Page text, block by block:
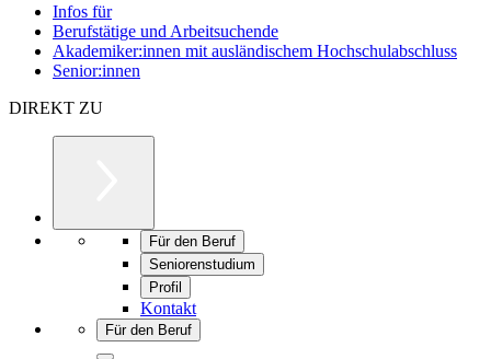
Infos für
Berufstätige und Arbeitsuchende
Akademiker:innen mit ausländischem Hochschulabschluss
Senior:innen
DIREKT ZU
Für den Beruf
Seniorenstudium
Profil
Kontakt
Für den Beruf